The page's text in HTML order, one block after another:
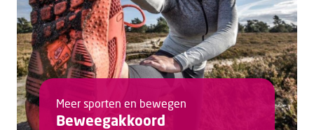
Meer sporten en bewegen
Beweegakkoord